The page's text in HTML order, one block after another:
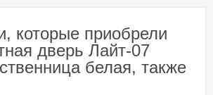
которые приобрели
дверь Лайт-07
белая, также